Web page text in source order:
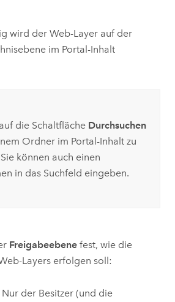
wird der Web-Layer auf der
im Portal-Inhalt
die Schaltfläche Durchsuchen
Ordner im Portal-Inhalt zu
können auch einen
in das Suchfeld eingeben.
Freigabeebenefest, wie die
Layers erfolgen soll:
Nur der Besitzer (und die